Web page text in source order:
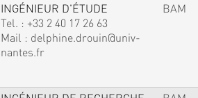
INGÉNIEUR D'ÉTUDE
Tel. : +33 2 40 17 26 63
Mail : delphine.drouin@univ-
nantes.fr
BAM